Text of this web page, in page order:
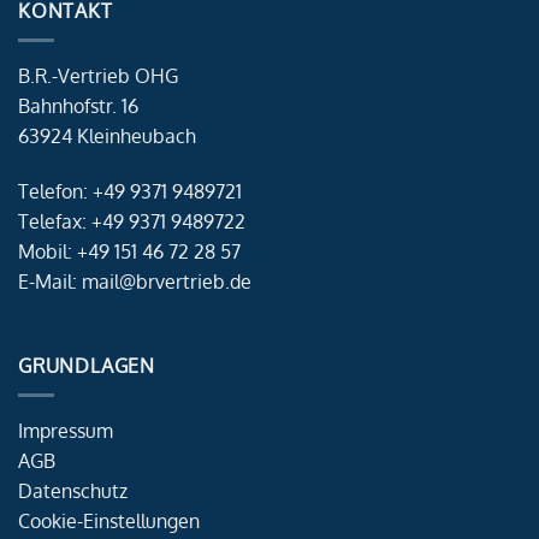
KONTAKT
B.R.-Vertrieb OHG
Bahnhofstr. 16
63924 Kleinheubach
Telefon: +49 9371 9489721
Telefax: +49 9371 9489722
Mobil: +49 151 46 72 28 57
E-Mail: mail@brvertrieb.de
GRUNDLAGEN
Impressum
AGB
Datenschutz
Cookie-Einstellungen